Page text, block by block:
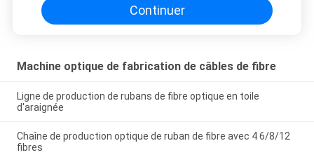
Continuer
Machine optique de fabrication de câbles de fibre
Ligne de production de rubans de fibre optique en toile
d'araignée
Chaîne de production optique de ruban de fibre avec 4 6/8/12
fibres